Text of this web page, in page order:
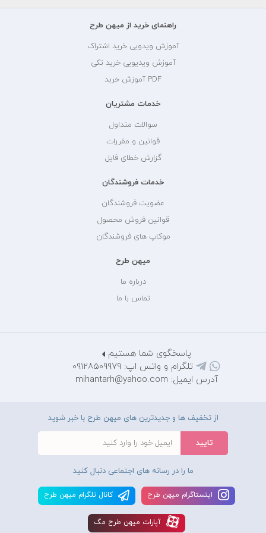
راهنمای خرید از میهن طرح
آموزش ویدویی خرید اشتراک
آموزش ویدیویی خرید تکی
PDF آموزش خرید
خدمات مشتریان
سوالات متداول
قوانین و مقررات
گزارش خطای فایل
خدمات فروشندگان
عضویت فروشندگان
قوانین فروش محصول
موکاپ های فروشندگان
میهن طرح
درباره ما
تماس با ما
پاسخگوی شما هستیم
تلگرام و واتس اپ: 09128509979
آدرس ایمیل: mihantarh@yahoo.com
از تخفیف ها و جدیدترین های میهن طرح با خبر شوید
ما را در رسانه های اجتماعی دنبال کنید
اينستاگرام ميهن طرح کانال تلگرام ميهن طرح
آپارات ميهن طرح مگ